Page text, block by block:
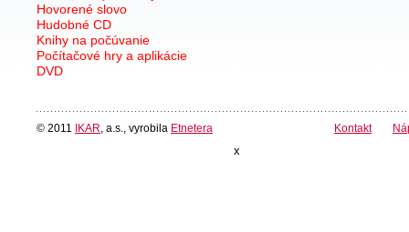
Hovorené slovo
Hudobné CD
Knihy na počúvanie
Počítačové hry a aplikácie
DVD
© 2011 IKAR , a.s., vyrobila Etnetera Kontakt
x